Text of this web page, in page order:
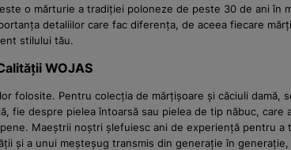
o mărturie a tradiției poloneze de peste 30 de ani în
detaliilor care fac diferența, de aceea fiecare
stilului tău.
WOJAS
folosite. Pentru colecția de mărțișoare și căciuli
fie despre pielea întoarsă sau pielea de tip năbuc,
Maeștrii noștri șlefuiesc ani de experiență pentru
și a unui meșteșug transmis din generație în